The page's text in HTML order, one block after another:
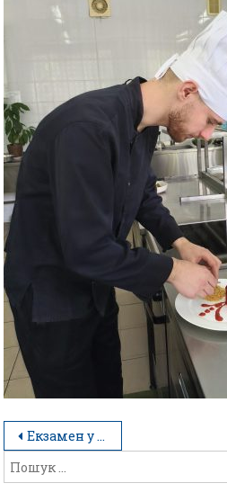
Екзамен у форматі справжнього ресторану